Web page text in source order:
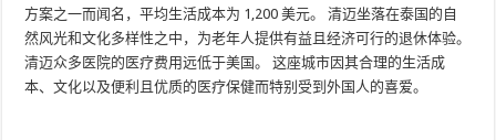
方案之一而闻名，平均生活成本为 1,200 美元。 清迈坐落在泰国的自
然风光和文化多样性之中，为老年人提供有益且经济可行的退休体验。
清迈众多医院的医疗费用远低于美国。 这座城市因其合理的生活成
本、文化以及便利且优质的医疗保健而特别受到外国人的喜爱。